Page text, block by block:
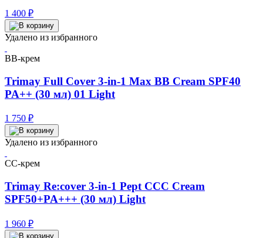
1 400 ₽
Удалено из избранного
BB-крем
Trimay Full Cover 3-in-1 Max BB Cream SPF40
PA++ (30 мл) 01 Light
1 750 ₽
Удалено из избранного
CC-крем
Trimay Re:cover 3-in-1 Pept CCC Cream
SPF50+PA+++ (30 мл) Light
1 960 ₽